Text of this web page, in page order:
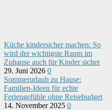
Küche kindersicher machen: So
wird der wichtigste Raum im
Zuhause auch für Kinder sicher
29. Juni 2026 0
Sommerurlaub zu Hause:
Familien-Ideen für echte
Feriengefühle ohne Reisebudget
14. November 2025 0